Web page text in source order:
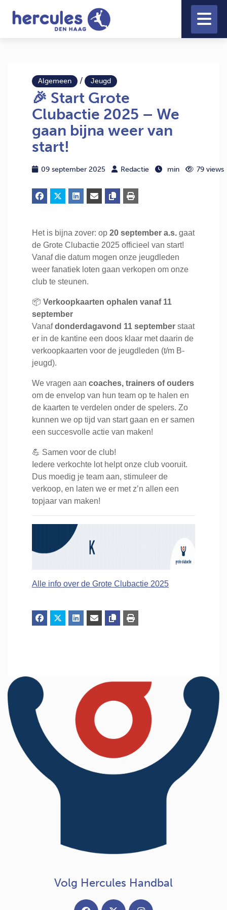
Algemeen / Jeugd
🎉 Start Grote
Clubactie 2025 – We
gaan bijna weer van
start!
09 september 2025 Redactie min 79 views
Het is bijna zover: op 20 september a.s. gaat
de Grote Clubactie 2025 officieel van start!
Vanaf die datum mogen onze jeugdleden
weer fanatiek loten gaan verkopen om onze
club te steunen.
📦 Verkoopkaarten ophalen vanaf 11
september
Vanafdonderdagavond 11 september staat
er in de kantine een doos klaar met daarin de
verkoopkaarten voor de jeugdleden (t/m B-
jeugd).
We vragen aan coaches, trainers of ouders
om de envelop van hun team op te halen en
de kaarten te verdelen onder de spelers. Zo
kunnen we op tijd van start gaan en er samen
een succesvolle actie van maken!
💪 Samen voor de club!
Iedere verkochte lot helpt onze club vooruit.
Dus moedig je team aan, stimuleer de
verkoop, en laten we er met z’n allen een
topjaar van maken!
Alle info over de Grote Clubactie 2025
Volg Hercules Handbal